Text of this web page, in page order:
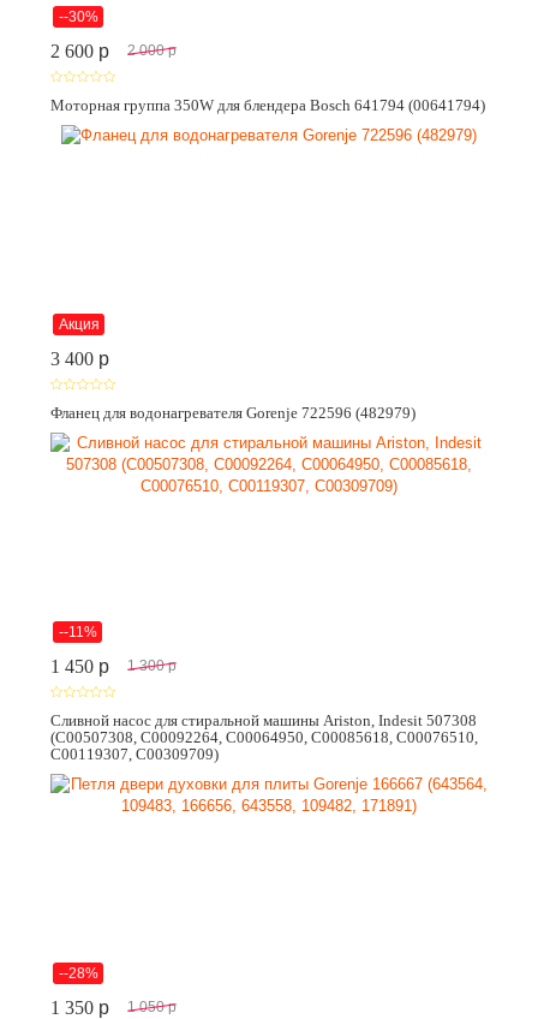
--30%
2 600 p 2 000 p
Моторная группа 350W для блендера Bosch 641794 (00641794)
Акция
3 400 p
Фланец для водонагревателя Gorenje 722596 (482979)
--11%
1 450 p 1 300 p
Сливной насос для стиральной машины Ariston, Indesit 507308
(C00507308, C00092264, C00064950, C00085618, C00076510,
C00119307, C00309709)
--28%
1 350 p 1 050 p